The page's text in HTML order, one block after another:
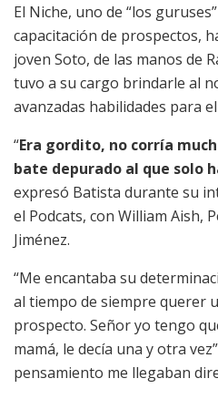
El Niche, uno de “los
capacitación de prospectos,
joven Soto, de las manos de
tuvo a su cargo brindarle al
avanzadas habilidades para
“Era gordito, no corría
bate depurado al que solo
expresó Batista durante su
el Podcats, con William Aish,
Jiménez.
“Me encantaba su
al tiempo de siempre querer
prospecto. Señor yo tengo
mamá, le decía una y otra
pensamiento me llegaban